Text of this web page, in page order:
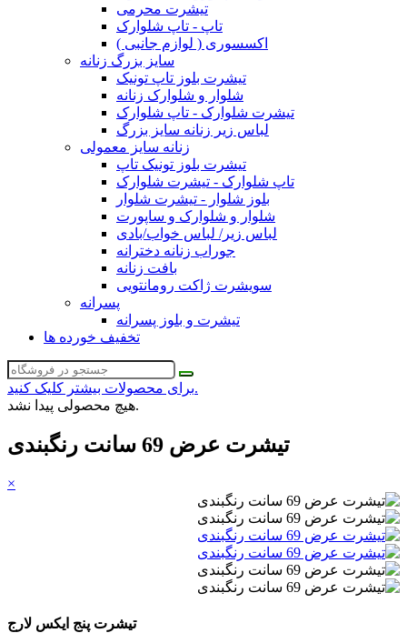
تیشرت محرمی
تاپ - تاپ شلوارک
اکسسوری ( لوازم جانبی )
سایز بزرگ زنانه
تیشرت بلوز تاپ تونیک
شلوار و شلوارک زنانه
تیشرت شلوارک - تاپ شلوارک
لباس زیر زنانه سایز بزرگ
زنانه سایز معمولی
تیشرت بلوز تونیک تاپ
تاپ شلوارک - تیشرت شلوارک
بلوز شلوار - تیشرت شلوار
شلوار و شلوارک و ساپورت
لباس زیر/ لباس خواب/بادی
جوراب زنانه دخترانه
بافت زنانه
سویشرت ژاکت رومانتویی
پسرانه
تیشرت و بلوز پسرانه
تخفیف خورده ها
برای محصولات بیشتر کلیک کنید.
هیچ محصولی پیدا نشد.
تیشرت عرض 69 سانت رنگبندی
×
تیشرت پنج ایکس لارج